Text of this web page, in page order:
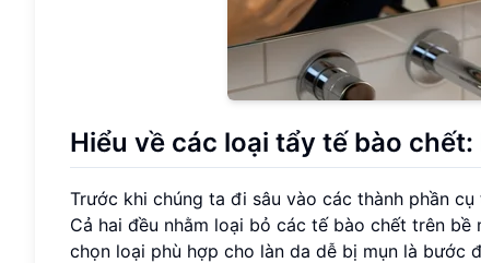
Hiểu về các loại tẩy tế bào
Trước khi chúng ta đi sâu vào các thành phần
Cả hai đều nhằm loại bỏ các tế bào chết trên
chọn loại phù hợp cho làn da dễ bị mụn là bước